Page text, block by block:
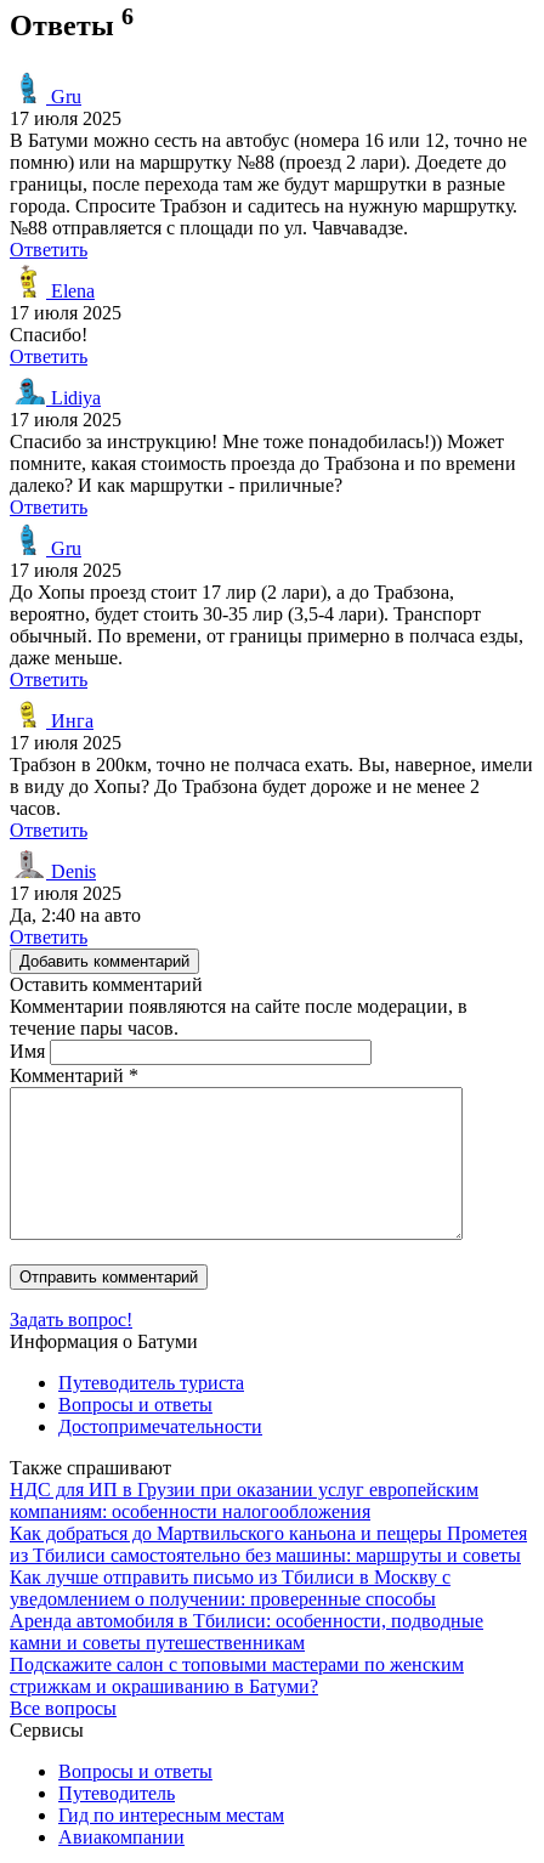
Ответы 6
Gru
17 июля 2025
В Батуми можно сесть на автобус (номера 16 или 12, точно не
помню) или на маршрутку №88 (проезд 2 лари). Доедете до
границы, после перехода там же будут маршрутки в разные
города. Спросите Трабзон и садитесь на нужную маршрутку.
№88 отправляется с площади по ул. Чавчавадзе.
Ответить
Elena
17 июля 2025
Спасибо!
Ответить
Lidiya
17 июля 2025
Спасибо за инструкцию! Мне тоже понадобилась!)) Может
помните, какая стоимость проезда до Трабзона и по времени
далеко? И как маршрутки - приличные?
Ответить
Gru
17 июля 2025
До Хопы проезд стоит 17 лир (2 лари), а до Трабзона,
вероятно, будет стоить 30-35 лир (3,5-4 лари). Транспорт
обычный. По времени, от границы примерно в полчаса езды,
даже меньше.
Ответить
Инга
17 июля 2025
Трабзон в 200км, точно не полчаса ехать. Вы, наверное, имели
в виду до Хопы? До Трабзона будет дороже и не менее 2
часов.
Ответить
Denis
17 июля 2025
Да, 2:40 на авто
Ответить
Добавить комментарий
Оставить комментарий
Комментарии появляются на сайте после модерации, в
течение пары часов.
Имя
Комментарий *
Задать вопрос!
Информация о Батуми
Путеводитель туриста
Вопросы и ответы
Достопримечательности
Также спрашивают
НДС для ИП в Грузии при оказании услуг европейским
компаниям: особенности налогообложения
Как добраться до Мартвильского каньона и пещеры Прометея
из Тбилиси самостоятельно без машины: маршруты и советы
Как лучше отправить письмо из Тбилиси в Москву с
уведомлением о получении: проверенные способы
Аренда автомобиля в Тбилиси: особенности, подводные
камни и советы путешественникам
Подскажите салон с топовыми мастерами по женским
стрижкам и окрашиванию в Батуми?
Все вопросы
Сервисы
Вопросы и ответы
Путеводитель
Гид по интересным местам
Авиакомпании